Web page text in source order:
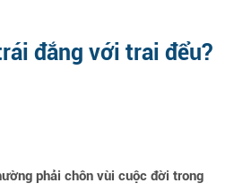
đắng với trai đểu?
phải chôn vùi cuộc đời trong